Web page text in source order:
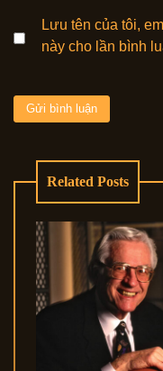
Lưu tên của tôi,
này cho lần bình
Related Posts